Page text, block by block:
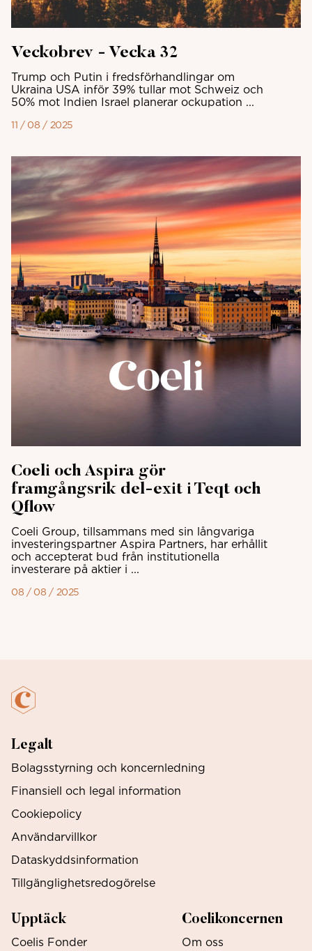
Veckobrev - Vecka 32
Trump och Putin i fredsförhandlingar om
Ukraina USA inför 39% tullar mot Schweiz och
50% mot Indien Israel planerar ockupation ...
11 / 08 / 2025
Coeli och Aspira gör
framgångsrik del-exit i Teqt och
Qflow
Coeli Group, tillsammans med sin långvariga
investeringspartner Aspira Partners, har erhållit
och accepterat bud från institutionella
investerare på aktier i ...
08 / 08 / 2025
Legalt
Bolagsstyrning och koncernledning
Finansiell och legal information
Cookiepolicy
Användarvillkor
Dataskyddsinformation
Tillgänglighetsredogörelse
Upptäck
Coelis Fonder
Coelikoncernen
Om oss